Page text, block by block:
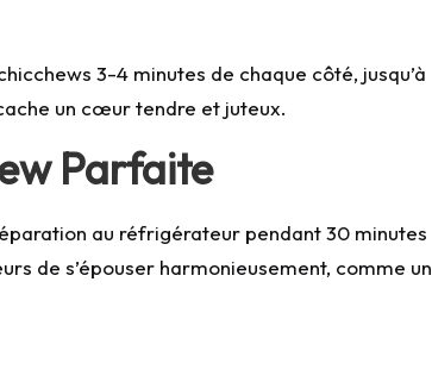
3-4 minutes de chaque côté, jusqu’à
un cœur tendre et juteux.
Parfaite
au réfrigérateur pendant 30 minutes
de s’épouser harmonieusement, comme un